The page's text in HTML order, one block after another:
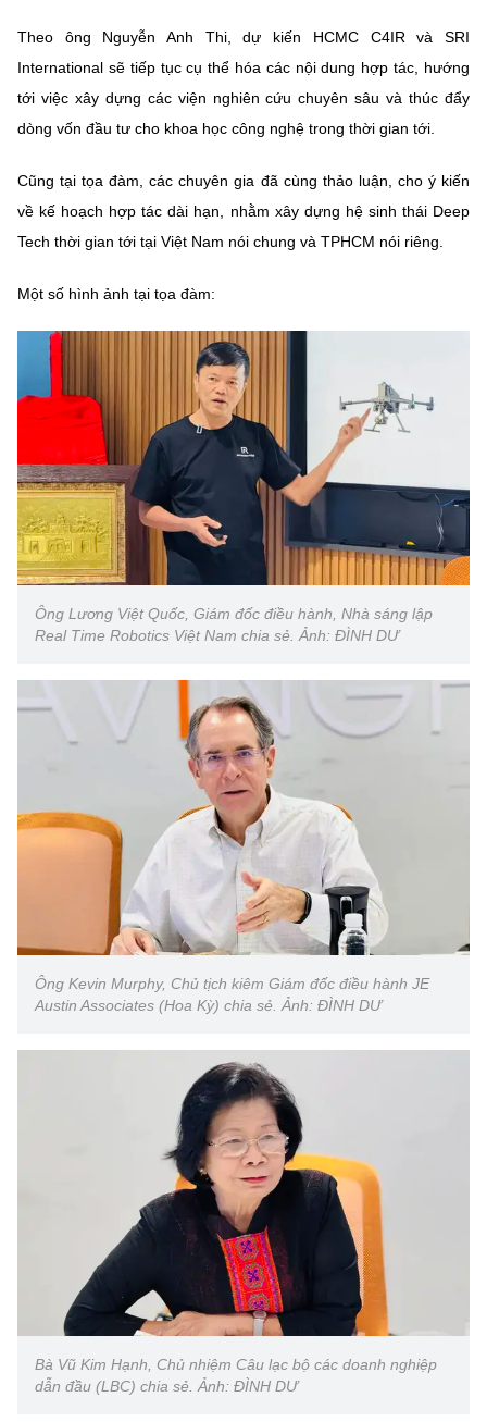
Theo ông Nguyễn Anh Thi, dự kiến HCMC C4IR và SRI
International sẽ tiếp tục cụ thể hóa các nội dung hợp tác, hướng
tới việc xây dựng các viện nghiên cứu chuyên sâu và thúc đẩy
dòng vốn đầu tư cho khoa học công nghệ trong thời gian tới.
Cũng tại tọa đàm, các chuyên gia đã cùng thảo luận, cho ý kiến
về kế hoạch hợp tác dài hạn, nhằm xây dựng hệ sinh thái Deep
Tech thời gian tới tại Việt Nam nói chung và TPHCM nói riêng.
Một số hình ảnh tại tọa đàm:
Ông Lương Việt Quốc, Giám đốc điều hành, Nhà sáng lập
Real Time Robotics Việt Nam chia sẻ. Ảnh: ĐÌNH DƯ
Ông Kevin Murphy, Chủ tịch kiêm Giám đốc điều hành JE
Austin Associates (Hoa Kỳ) chia sẻ. Ảnh: ĐÌNH DƯ
Bà Vũ Kim Hạnh, Chủ nhiệm Câu lạc bộ các doanh nghiệp
dẫn đầu (LBC) chia sẻ. Ảnh: ĐÌNH DƯ